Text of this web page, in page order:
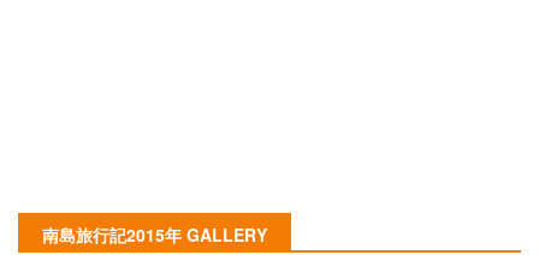
南島旅行記2015年 GALLERY